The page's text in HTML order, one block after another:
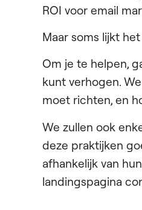
ROI voor email
Maar soms lijkt
Om je te helpen,
kunt verhogen.
moet richten, en
We zullen ook
deze praktijken
afhankelijk van
landingspagina